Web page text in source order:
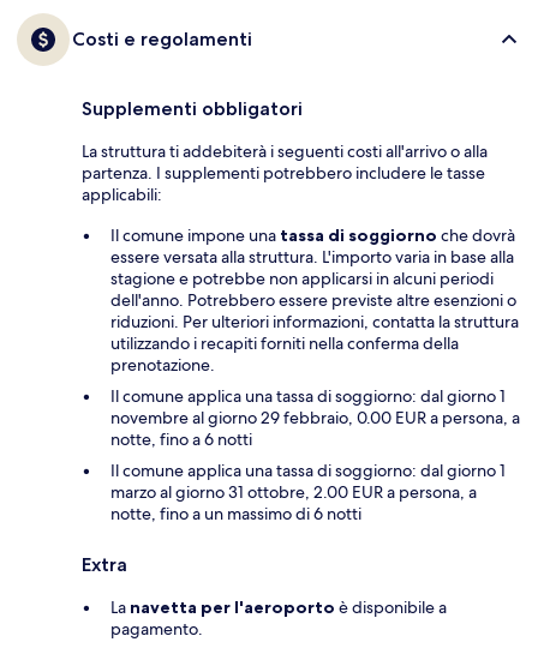
Costi e regolamenti
Supplementi obbligatori
La struttura ti addebiterà i seguenti costi all'arrivo o alla
partenza. I supplementi potrebbero includere le tasse
applicabili:
Il comune impone una tassa di soggiorno che dovrà
essere versata alla struttura. L'importo varia in base alla
stagione e potrebbe non applicarsi in alcuni periodi
dell'anno. Potrebbero essere previste altre esenzioni o
riduzioni. Per ulteriori informazioni, contatta la struttura
utilizzando i recapiti forniti nella conferma della
prenotazione.
Il comune applica una tassa di soggiorno: dal giorno 1
novembre al giorno 29 febbraio, 0.00 EUR a persona, a
notte, fino a 6 notti
Il comune applica una tassa di soggiorno: dal giorno 1
marzo al giorno 31 ottobre, 2.00 EUR a persona, a
notte, fino a un massimo di 6 notti
Extra
La navetta per l'aeroporto è disponibile a
pagamento.